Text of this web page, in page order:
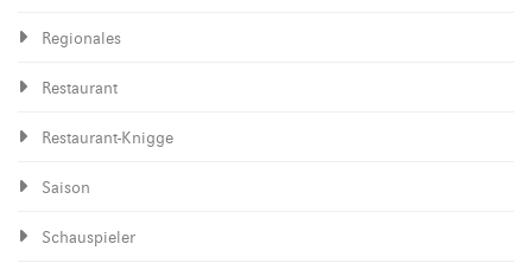
Regionales
Restaurant
Restaurant-Knigge
Saison
Schauspieler